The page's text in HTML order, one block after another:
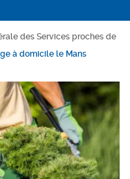
des Services proches de
à domicile le Mans